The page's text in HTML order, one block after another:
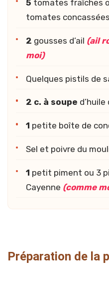
5 tomates fraîches
tomates concassées
2 gousses d’ail (ail
moi)
Quelques pistils de
2 c. à soupe d’huile
1 petite boîte de
Sel et poivre du
1 petit piment ou 3
Cayenne (comme
Préparation de la